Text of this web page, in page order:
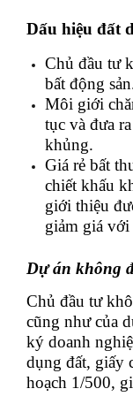
Dấu hiệu đất
Chủ đầu tư
bất động
Môi giới
tục và đưa
khủng.
Giá rẻ bất
chiết khấu
giới thiệu
giảm giá
Dự án không
Chủ đầu tư
cũng như của
ký doanh
dụng đất, giấy
hoạch 1/500,